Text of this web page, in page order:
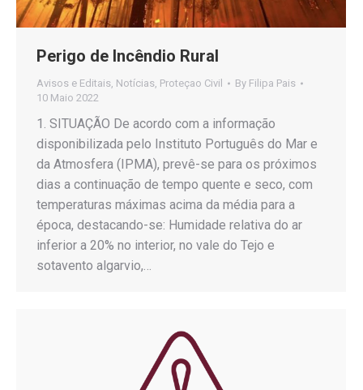
Perigo de Incêndio Rural
Avisos e Editais, Notícias, Proteçao Civil By Filipa Pais
10 Maio 2022
1. SITUAÇÃO De acordo com a informação
disponibilizada pelo Instituto Português do Mar e
da Atmosfera (IPMA), prevê-se para os próximos
dias a continuação de tempo quente e seco, com
temperaturas máximas acima da média para a
época, destacando-se: Humidade relativa do ar
inferior a 20% no interior, no vale do Tejo e
sotavento algarvio,…